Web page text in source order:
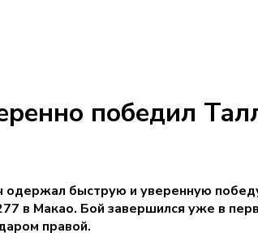
победил
одержал быструю и уверенную
в Макао. Бой завершился уже в
правой.